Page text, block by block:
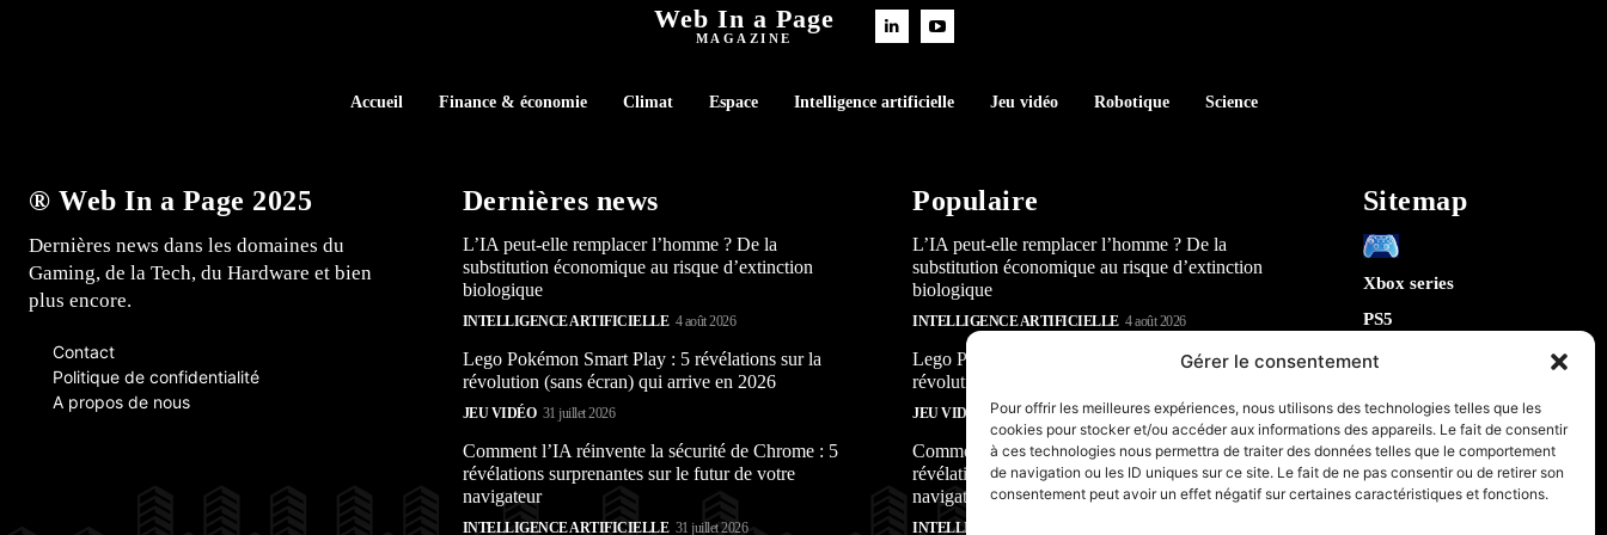
Gérer le consentement
Pour offrir les meilleures expériences, nous utilisons des technologies telles que les
cookies pour stocker et/ou accéder aux informations des appareils. Le fait de consentir
à ces technologies nous permettra de traiter des données telles que le comportement
de navigation ou les ID uniques sur ce site. Le fait de ne pas consentir ou de retirer son
consentement peut avoir un effet négatif sur certaines caractéristiques et fonctions.
Web In a Page
MAGAZINE
Accueil Finance & économie Climat Espace Intelligence artificielle Jeu vidéo Robotique Science
® Web In a Page 2025
Dernières news dans les domaines du
Gaming, de la Tech, du Hardware et bien
plus encore.
Contact
Politique de confidentialité
A propos de nous
Dernières news
L’IA peut-elle remplacer l’homme ? De la
substitution économique au risque d’extinction
biologique
INTELLIGENCE ARTIFICIELLE 4 août 2026
Lego Pokémon Smart Play : 5 révélations sur la
révolution (sans écran) qui arrive en 2026
JEU VIDÉO 31 juillet 2026
Comment l’IA réinvente la sécurité de Chrome : 5
révélations surprenantes sur le futur de votre
navigateur
INTELLIGENCE ARTIFICIELLE 31 juillet 2026
Populaire
L’IA peut-elle remplacer l’homme ? De la
substitution économique au risque d’extinction
biologique
INTELLIGENCE ARTIFICIELLE 4 août 2026
Lego Pokémon Smart Play : 5 révélations sur la
révolution (sans écran) qui arrive en 2026
JEU VIDÉO 31 juillet 2026
Comment l’IA réinvente la sécurité de Chrome : 5
révélations surprenantes sur le futur de votre
navigateur
INTELLIGENCE ARTIFICIELLE
Sitemap
Xbox series
PS5
Switch
IA
Robotique
Espace